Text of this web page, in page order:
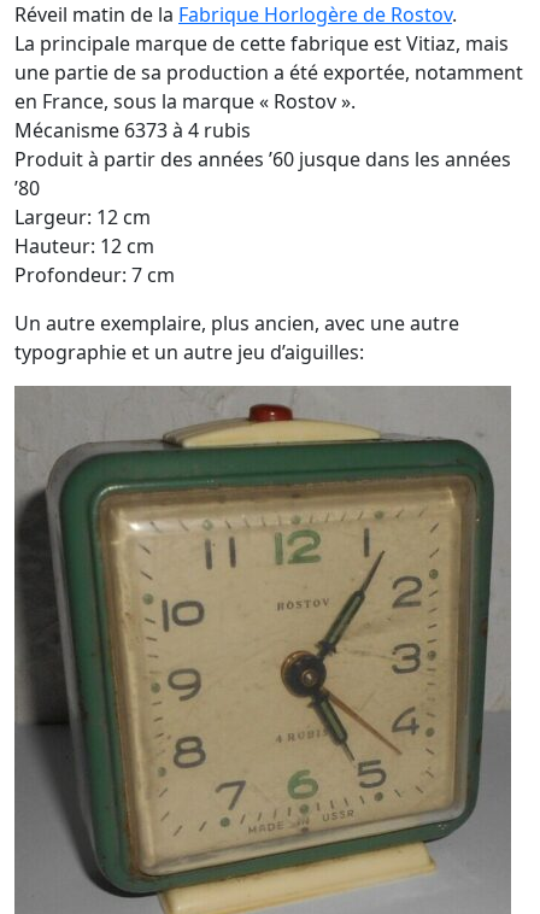
Réveil matin de la Fabrique Horlogère de Rostov.
La principale marque de cette fabrique est Vitiaz, mais
une partie de sa production a été exportée, notamment
en France, sous la marque « Rostov ».
Mécanisme 6373 à 4 rubis
Produit à partir des années ’60 jusque dans les années
’80
Largeur: 12 cm
Hauteur: 12 cm
Profondeur: 7 cm
Un autre exemplaire, plus ancien, avec une autre
typographie et un autre jeu d’aiguilles: